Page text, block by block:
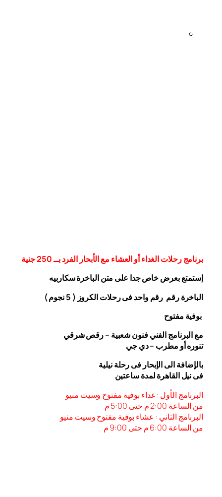
برنامج رحلات الغداء أو العشاء مع الأبحار الفرد بــ 250 جنية
إستمتع بعرض خاص جدا على متن الباخرةسكاربيه
الباخرة رقم رقم واحد فى رحلات الكروز ( 5 نجوم )
بوفية مفتوح
مع البرنامج الفني فنون شعبية – رقص شرقي
تنوره أو مطرب – دي جي
بالإضافة الى الإبحار فى رحلة نيلية
فى نيل القاهرة لمدة ساعتين
البرنامج الأول : غداء بوفية مفتوح وسيت منيو
من الساعة 2:00 م حتى 5:00 م
البرنامج الثاني : عشاء بوفية مفتوح وسيت منيو
من الساعة 6:00 م حتى 9:00 م